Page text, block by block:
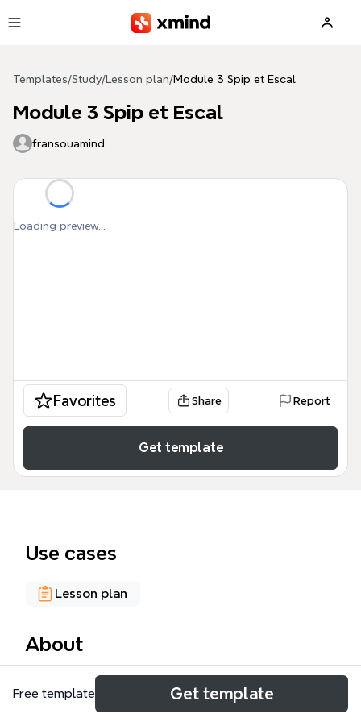
Templates/Study/ Lesson plan/Module 3 Spip et Escal
Module 3 Spip et Escal
fransouamind
Loading preview...
Favorites Share Report
Get template
Use cases
Lesson plan
About
Ce template Xmind, intitulé « Module 3 Spip et Escal
», est un guide complet destiné aux formateurs et
Free template Get template